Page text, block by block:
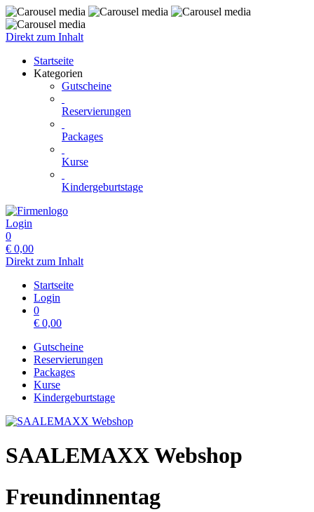
Direkt zum Inhalt
Startseite
Kategorien
Gutscheine
Reservierungen
Packages
Kurse
Kindergeburtstage
Login
0
€ 0,00
Direkt zum Inhalt
Startseite
Login
0
€ 0,00
Gutscheine
Reservierungen
Packages
Kurse
Kindergeburtstage
SAALEMAXX Webshop
Freundinnentag